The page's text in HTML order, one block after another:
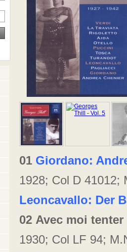
01 Giordano:
1928; Col D
Leoncavallo: Der
02 Avec moi tenter
1930; Col LF 94;